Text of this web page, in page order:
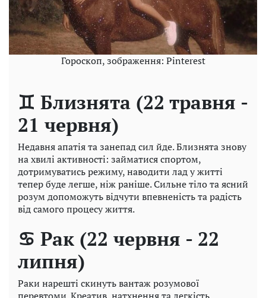
Гороскоп, зображення: Pinterest
♊ Близнята (22 травня -
21 червня)
Недавня апатія та занепад сил йде. Близнята знову
на хвилі активності: займатися спортом,
дотримуватись режиму, наводити лад у житті
тепер буде легше, ніж раніше. Сильне тіло та ясний
розум допоможуть відчути впевненість та радість
від самого процесу життя.
♋ Рак (22 червня - 22
липня)
Раки нарешті скинуть вантаж розумової
перевтоми. Креатив, натхнення та легкість